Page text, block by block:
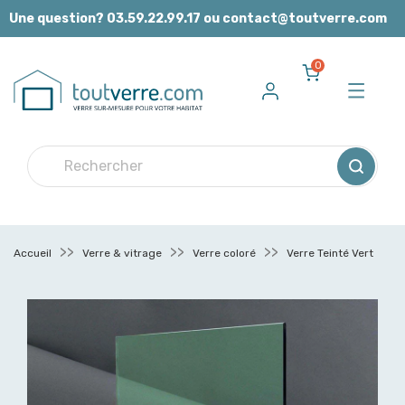
Panneau de gestion des cookies
Une question? 03.59.22.99.17 ou contact@toutverre.com
0
Accueil Verre & vitrage Verre coloré Verre Teinté Vert